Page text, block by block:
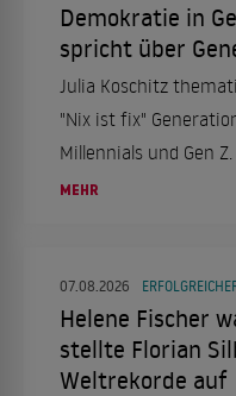
Demokratie in
spricht über
Julia Koschitz
"Nix ist fix"
Millennials und Gen
gesellschaftliche und
MEHR
07.08.2026
Helene Fischer
stellte Florian
Weltrekorde auf